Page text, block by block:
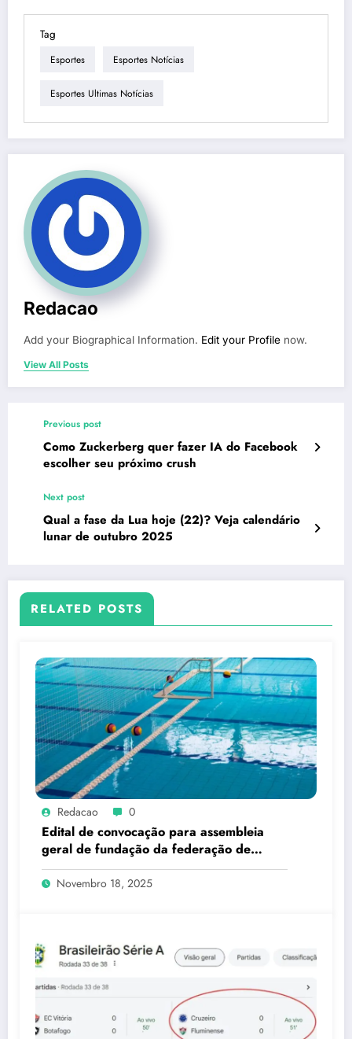
Tag
Esportes Esportes Notícias
Esportes Ultimas Notícias
Redacao
Add your Biographical Information. Edit your Profile now.
View All Posts
Previous post
Como Zuckerberg quer fazer IA do Facebook
escolher seu próximo crush
Next post
Qual a fase da Lua hoje (22)? Veja calendário
lunar de outubro 2025
RELATED POSTS
Redacao 0
Edital de convocação para assembleia
geral de fundação da federação de
esportes subaquáticos do estado do rio
de janeiro – FESARJ
Novembro 18, 2025